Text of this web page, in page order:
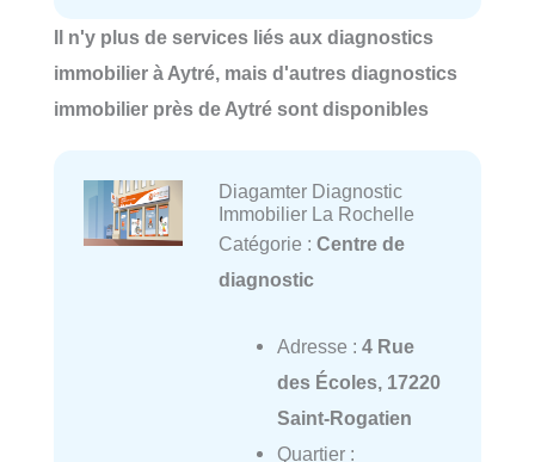
Il n'y plus de services liés aux diagnostics
immobilier à Aytré, mais d'autres diagnostics
immobilier près de Aytré sont disponibles
Diagamter Diagnostic
Immobilier La Rochelle
Catégorie : Centre de
diagnostic
Adresse : 4 Rue
des Écoles, 17220
Saint-Rogatien
Quartier :